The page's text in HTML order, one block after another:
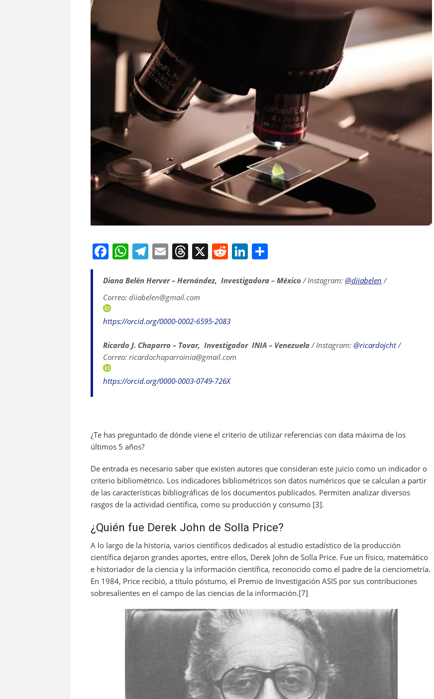
F
c
e
b
o
o
k
W
at
s
A
p
p
T
e
gr
a
m
E
ai
l
T
re
a
d
s
X R
d
t
Li
k ar
Diana Belén Herver – Hernández, Investigadora – México / Instagram: @diiabelen /
Correo: diiabelen@gmail.com
https://orcid.org/0000-0002-6595-2083
Ricardo J. Chaparro – Tovar, Investigador INIA – Venezuela/ Instagram: @ricardojcht/
Correo: ricardochaparroinia@gmail.com
https://orcid.org/0000-0003-0749-726X
¿Te has preguntado de dónde viene el criterio de utilizar referencias con data máxima de los
últimos 5 años?
De entrada es necesario saber que existen autores que consideran este juicio como un indicador o
criterio bibliométrico. Los indicadores bibliométricos son datos numéricos que se calculan a partir
de las características bibliográficas de los documentos publicados. Permiten analizar diversos
rasgos de la actividad científica, como su producción y consumo [3].
¿Quién fue Derek John de Solla Price?
A lo largo de la historia, varios científicos dedicados al estudio estadístico de la producción
científica dejaron grandes aportes, entre ellos, Derek John de Solla Price. Fue un físico, matemático
e historiador de la ciencia y la información científica, reconocido como el padre de la cienciometría.
En 1984, Price recibió, a título póstumo, el Premio de Investigación ASIS por sus contribuciones
sobresalientes en el campo de las ciencias de la información.[7]